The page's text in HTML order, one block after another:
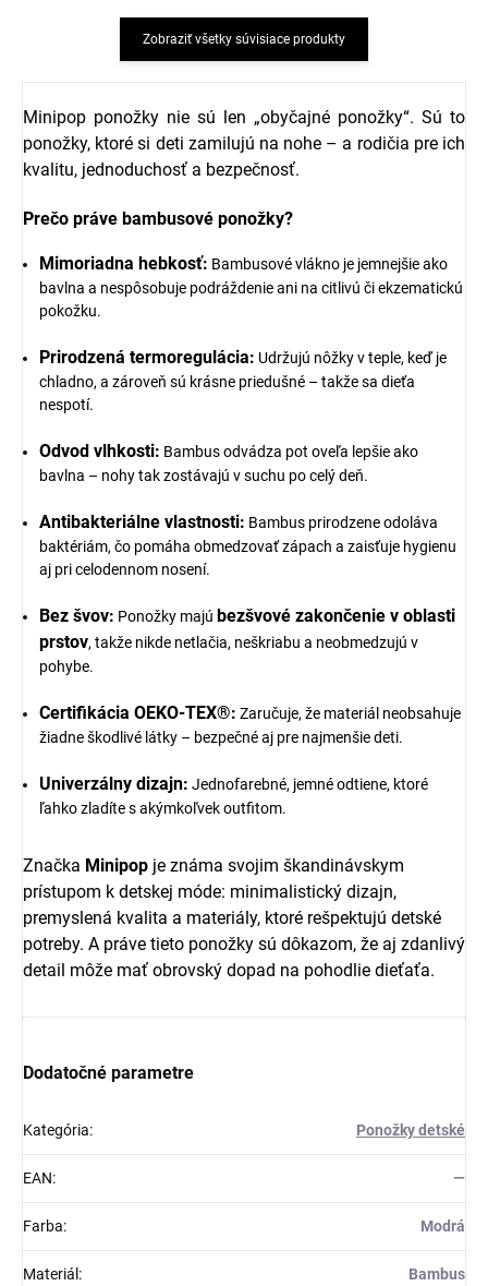
Zobraziť všetky súvisiace produkty
Minipop ponožky nie sú len „obyčajné ponožky“. Sú to
ponožky, ktoré si deti zamilujú na nohe – a rodičia pre ich
kvalitu, jednoduchosť a bezpečnosť.
Prečo práve bambusové ponožky?
Mimoriadna hebkosť: Bambusové vlákno je jemnejšie ako
bavlna a nespôsobuje podráždenie ani na citlivú či ekzematickú
pokožku.
Prirodzená termoregulácia: Udržujú nôžky v teple, keď je
chladno, a zároveň sú krásne priedušné – takže sa dieťa
nespotí.
Odvod vlhkosti: Bambus odvádza pot oveľa lepšie ako
bavlna – nohy tak zostávajú v suchu po celý deň.
Antibakteriálne vlastnosti: Bambus prirodzene odoláva
baktériám, čo pomáha obmedzovať zápach a zaisťuje hygienu
aj pri celodennom nosení.
Bez švov: Ponožky majú bezšvové zakončenie v oblasti
prstov, takže nikde netlačia, neškriabu a neobmedzujú v
pohybe.
Certifikácia OEKO-TEX®: Zaručuje, že materiál neobsahuje
žiadne škodlivé látky – bezpečné aj pre najmenšie deti.
Univerzálny dizajn: Jednofarebné, jemné odtiene, ktoré
ľahko zladíte s akýmkoľvek outfitom.
Značka Minipop je známa svojim škandinávskym
prístupom k detskej móde: minimalistický dizajn,
premyslená kvalita a materiály, ktoré rešpektujú detské
potreby. A práve tieto ponožky sú dôkazom, že aj zdanlivý
detail môže mať obrovský dopad na pohodlie dieťaťa.
Dodatočné parametre
Kategória: Ponožky detské
EAN: —
Farba: Modrá
Materiál : Bambus